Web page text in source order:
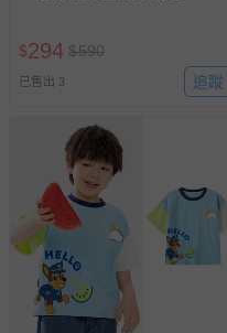
如需退換貨，請於收到
瑕疵退換貨所產生的運
退貨，您可至『查詢訂
並點選『我要退貨』即
與服務，謝謝。
針對滿件折/滿額贈…等
留商品未達活動門檻，
回。
部分商品依據消費者保
豫期範圍：
$294 $590
已售出 3 追蹤